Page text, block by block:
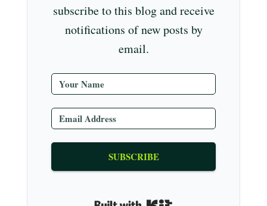
subscribe to this blog and receive
notifications of new posts by
email.
SUBSCRIBE